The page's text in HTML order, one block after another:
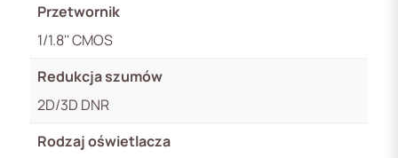
Przetwornik
1/1.8'' CMOS
Redukcja szumów
2D/3D DNR
Rodzaj oświetlacza